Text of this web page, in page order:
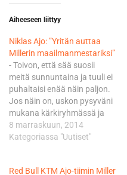
Aiheeseen liittyy
Niklas Ajo: ”Yritän auttaa
Millerin maailmanmestariksi”
- Toivon, että sää suosii
meitä sunnuntaina ja tuuli ei
puhaltaisi enää näin paljon.
Jos näin on, uskon pysyväni
mukana kärkiryhmässä ja
pyrin auttamaan Jackin
(Miller) maailmanmestariksi,
radalla Hondan MotoGP-
8 marraskuun, 2014
Kategoriassa "Uutiset"
Red Bull KTM Ajo-tiimin Miller